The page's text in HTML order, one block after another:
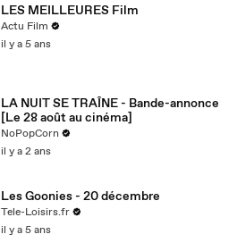
LES MEILLEURES Film
Actu Film
il y a 5 ans
LA NUIT SE TRAÎNE - Bande-annonce
[Le 28 août au cinéma]
NoPopCorn
il y a 2 ans
Les Goonies - 20 décembre
Tele-Loisirs.fr
il y a 5 ans